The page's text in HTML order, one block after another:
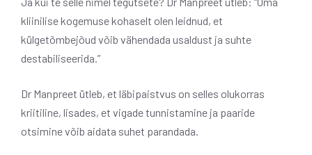
kliinilise kogemuse kohaselt olen leidnud, et
külgetõmbejõud võib vähendada usaldust ja suhte
destabiliseerida.”
Dr Manpreet ütleb, et läbipaistvus on selles olukorras
kriitiline, lisades, et vigade tunnistamine ja paaride
otsimine võib aidata suhet parandada.